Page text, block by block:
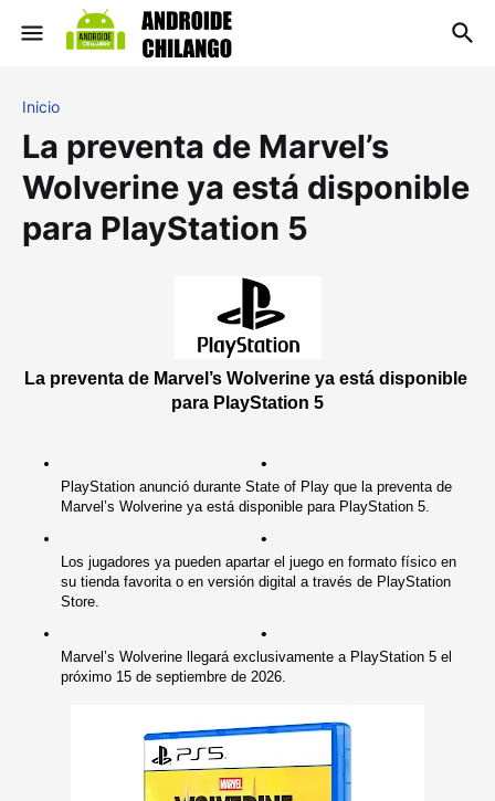
Inicio
La preventa de Marvel’s
Wolverine ya está disponible
para PlayStation 5
La preventa de Marvel’s Wolverine ya está disponible
para PlayStation 5
PlayStation anunció durante State of Play que la preventa de
Marvel’s Wolverine ya está disponible para PlayStation 5.
Los jugadores ya pueden apartar el juego en formato físico en
su tienda favorita o en versión digital a través de PlayStation
Store.
Marvel’s Wolverine llegará exclusivamente a PlayStation 5 el
próximo 15 de septiembre de 2026.